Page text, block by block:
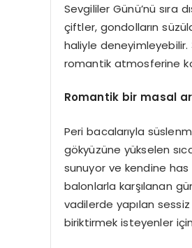
Sevgililer Günü’nü sıra
çiftler, gondolların
haliyle deneyimleyebilir.
romantik atmosferine
Romantik bir masal
Peri bacalarıyla
gökyüzüne yükselen
sunuyor ve kendine
balonlarla karşılanan
vadilerde yapılan
biriktirmek isteyenler